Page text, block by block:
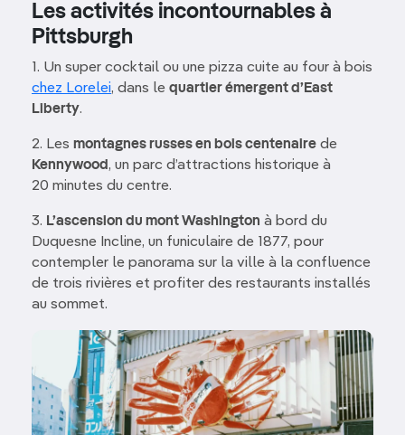
Les activités incontournables à
Pittsburgh
1. Un super cocktail ou une pizza cuite au four à bois
chez Lorelei, dans le quartier émergent d’East
Liberty.
2. Les montagnes russes en bois centenaire de
Kennywood, un parc d’attractions historique à
20 minutes du centre.
3. L’ascension du mont Washington à bord du
Duquesne Incline, un funiculaire de 1877, pour
contempler le panorama sur la ville à la confluence
de trois rivières et profiter des restaurants installés
au sommet.